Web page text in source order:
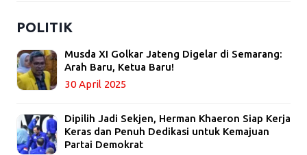
POLITIK
Musda XI Golkar Jateng Digelar di Semarang:
Arah Baru, Ketua Baru!
30 April 2025
Dipilih Jadi Sekjen, Herman Khaeron Siap Kerja
Keras dan Penuh Dedikasi untuk Kemajuan
Partai Demokrat